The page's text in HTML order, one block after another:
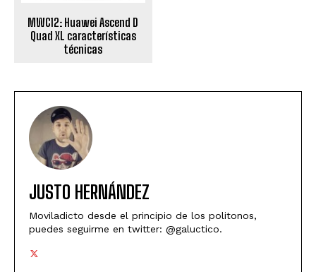
MWC12: Huawei Ascend D
Quad XL características
técnicas
JUSTO HERNÁNDEZ
Moviladicto desde el principio de los politonos,
puedes seguirme en twitter: @galuctico.